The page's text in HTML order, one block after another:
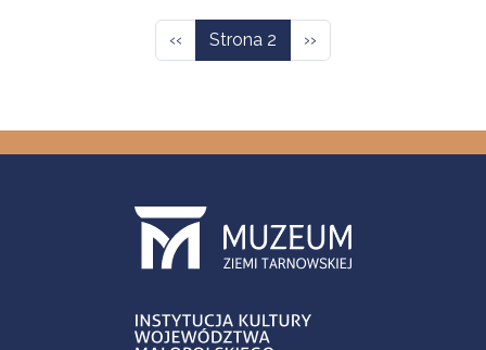
Poprzednia strona
‹‹ Strona 2 Następna strona
››